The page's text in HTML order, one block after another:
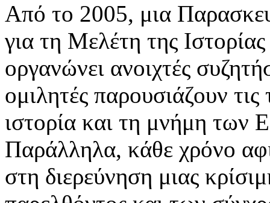
Από το 2005, μια
για τη Μελέτη της
οργανώνει ανοιχτές
ομιλητές παρουσιάζουν τις
ιστορία και τη μνήμη των
Παράλληλα, κάθε χρόνο
στη διερεύνηση μιας